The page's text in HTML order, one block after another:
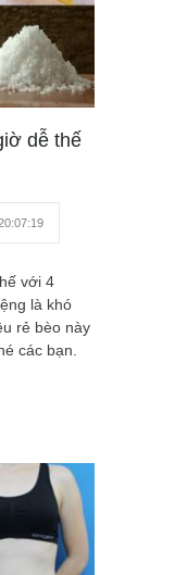
dễ thế
với 4
là khó
rẻ bèo này
các bạn.